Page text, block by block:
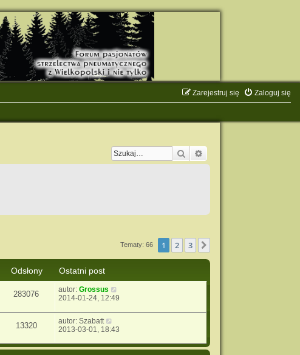
Zaloguj się
Zarejestruj się
Szukaj
Tematy: 66 1 2 3
Odsłony
Ostatni post
283076 autor:Grossus
2014-01-24, 12:49
13320 autor:Szabatt
2013-03-01, 18:43